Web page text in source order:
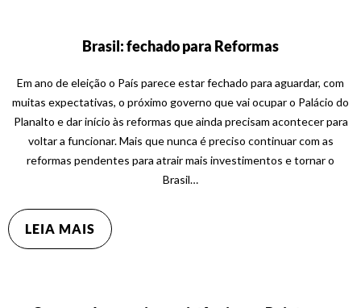
Brasil: fechado para Reformas
Em ano de eleição o País parece estar fechado para aguardar, com
muitas expectativas, o próximo governo que vai ocupar o Palácio do
Planalto e dar início às reformas que ainda precisam acontecer para
voltar a funcionar. Mais que nunca é preciso continuar com as
reformas pendentes para atrair mais investimentos e tornar o
Brasil…
LEIA MAIS